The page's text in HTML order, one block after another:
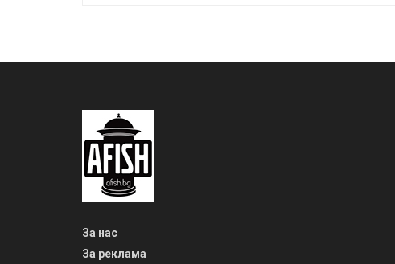
За нас
За реклама